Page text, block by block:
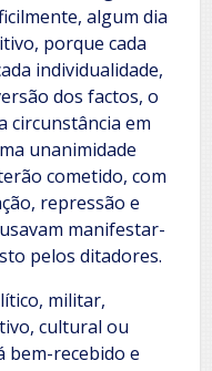
algum dia
porque cada
individualidade,
dos factos, o
circunstância em
unanimidade
cometido, com
repressão e
manifestar-
pelos ditadores.
militar,
cultural ou
bem-recebido e